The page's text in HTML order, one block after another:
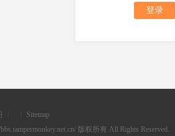
登录
Sitemap
bbs.tampermonkey.net.cn/ 版权所有 All Rights Reserved.